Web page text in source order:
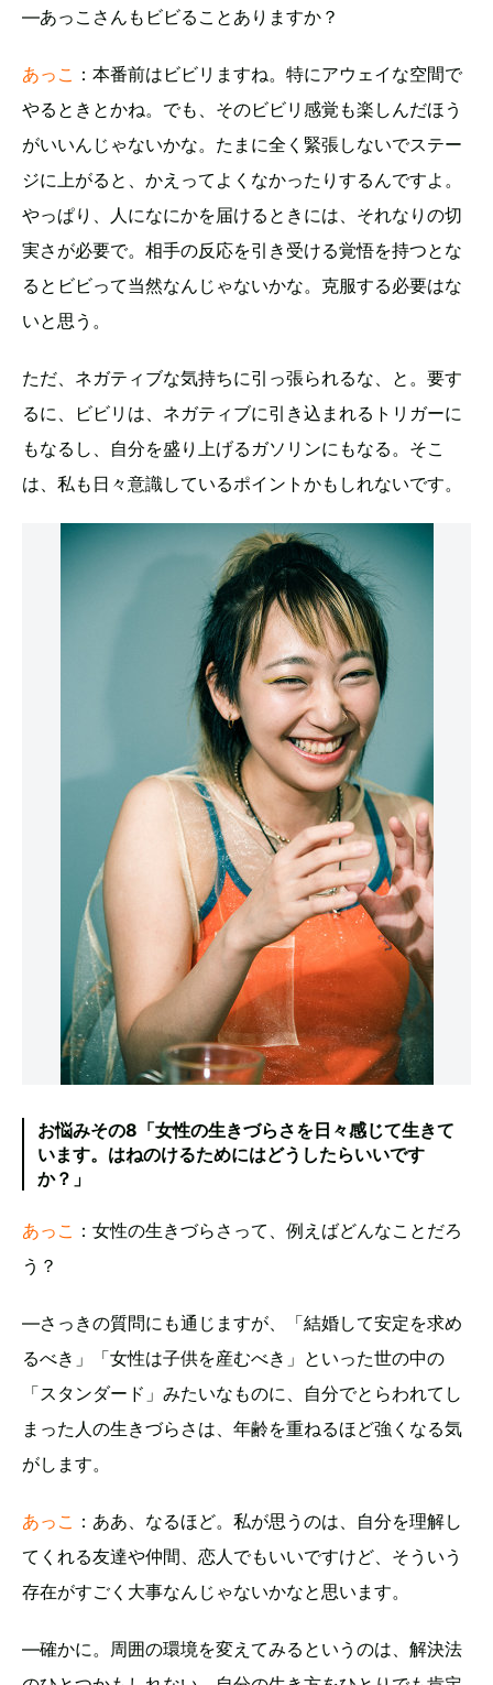
―あっこさんもビビることありますか？
あっこ ：本番前はビビリますね。特にアウェイな空間で
やるときとかね。でも、そのビビリ感覚も楽しんだほう
がいいんじゃないかな。たまに全く緊張しないでステー
ジに上がると、かえってよくなかったりするんですよ。
やっぱり、人になにかを届けるときには、それなりの切
実さが必要で。相手の反応を引き受ける覚悟を持つとな
るとビビって当然なんじゃないかな。克服する必要はな
いと思う。
ただ、ネガティブな気持ちに引っ張られるな、と。要す
るに、ビビリは、ネガティブに引き込まれるトリガーに
もなるし、自分を盛り上げるガソリンにもなる。そこ
は、私も日々意識しているポイントかもしれないです。
お悩みその8「女性の生きづらさを日々感じて生きて
います。はねのけるためにはどうしたらいいです
か？」
あっこ ：女性の生きづらさって、例えばどんなことだろ
う？
―さっきの質問にも通じますが、「結婚して安定を求め
るべき」「女性は子供を産むべき」といった世の中の
「スタンダード」みたいなものに、自分でとらわれてし
まった人の生きづらさは、年齢を重ねるほど強くなる気
がします。
あっこ ：ああ、なるほど。私が思うのは、自分を理解し
てくれる友達や仲間、恋人でもいいですけど、そういう
存在がすごく大事なんじゃないかなと思います。
―確かに。周囲の環境を変えてみるというのは、解決法